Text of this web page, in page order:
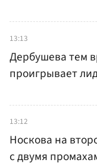
13:13
Дербушева тем
проигрывает
13:12
Носкова на
с двумя